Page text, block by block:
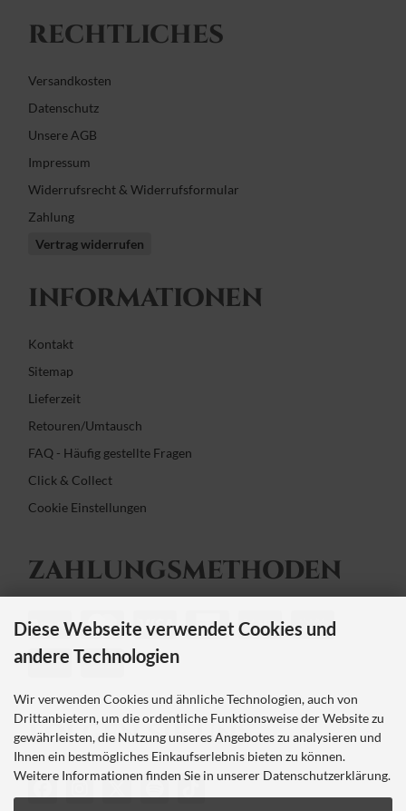
RECHTLICHES
Versandkosten
Datenschutz
Unsere AGB
Impressum
Widerrufsrecht & Widerrufsformular
Zahlung
Vertrag widerrufen
INFORMATIONEN
Kontakt
Sitemap
Lieferzeit
Retouren/Umtausch
FAQ - Häufig gestellte Fragen
Click & Collect
Cookie Einstellungen
ZAHLUNGS­METHODEN
FOLGEN SIE UNS
Diese Webseite verwendet Cookies und
andere Technologien
Wir verwenden Cookies und ähnliche Technologien, auch von
Drittanbietern, um die ordentliche Funktionsweise der Website zu
gewährleisten, die Nutzung unseres Angebotes zu analysieren und
Ihnen ein bestmögliches Einkaufserlebnis bieten zu können.
Weitere Informationen finden Sie in unserer Datenschutzerklärung.